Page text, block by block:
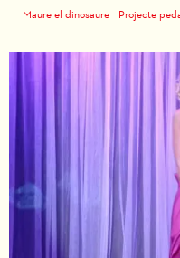
Maure el dinosaure Projecte